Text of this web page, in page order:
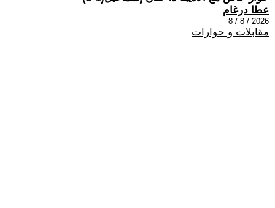
عطا درغام
2026 / 8 / 8
مقابلات و حوارات